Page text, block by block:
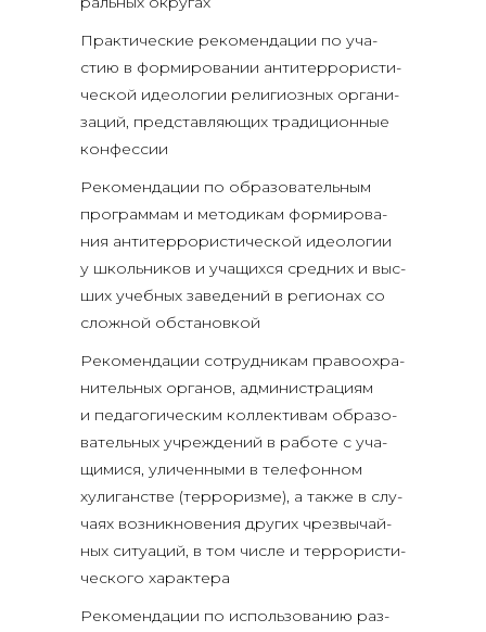
Прак­ти­че­ские реко­мен­да­ции по уча­
стию в фор­ми­ро­ва­нии анти­тер­ро­ри­сти­
че­ской идео­ло­гии рели­ги­оз­ных орга­ни­
за­ций, пред­став­ля­ю­щих тра­ди­ци­он­ные
конфессии
Реко­мен­да­ции по обра­зо­ва­тель­ным
про­грам­мам и мето­ди­кам фор­ми­ро­ва­
ния анти­тер­ро­ри­сти­че­ской идео­ло­гии
у школь­ни­ков и уча­щих­ся сред­них и выс­
ших учеб­ных заве­де­ний в реги­о­нах со
слож­ной обстановкой
Реко­мен­да­ции сотруд­ни­кам пра­во­охра­
ни­тель­ных орга­нов, адми­ни­стра­ци­ям
и педа­го­ги­че­ским кол­лек­ти­вам обра­зо­
ва­тель­ных учре­жде­ний в рабо­те с уча­
щи­ми­ся, ули­чен­ны­ми в теле­фон­ном
хули­ган­стве (тер­ро­риз­ме), а так­же в слу­
ча­ях воз­ник­но­ве­ния дру­гих чрез­вы­чай­
ных ситу­а­ций, в том чис­ле и тер­ро­ри­сти­
че­ско­го характера
Реко­мен­да­ции по исполь­зо­ва­нию раз­